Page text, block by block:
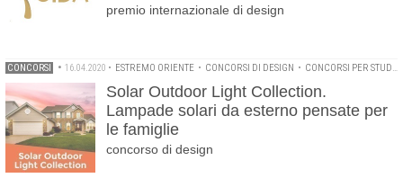
premio internazionale di design
CONCORSI • 16.04.2020 • ESTREMO ORIENTE • CONCORSI DI DESIGN • CONCORSI PER STUDENTI
Solar Outdoor Light Collection.
Lampade solari da esterno pensate per
le famiglie
concorso di design